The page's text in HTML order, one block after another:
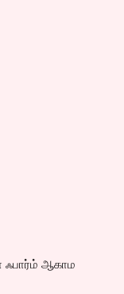
ஃபார்ம் ஆகாம